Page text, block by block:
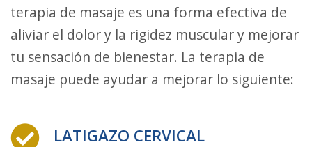
terapia de masaje es una forma efectiva de
aliviar el dolor y la rigidez muscular y mejorar
tu sensación de bienestar. La terapia de
masaje puede ayudar a mejorar lo siguiente:
LATIGAZO CERVICAL